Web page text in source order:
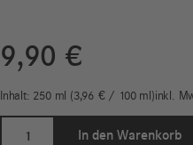
9,90 €
Inhalt: 250 ml 3,96 €/ 100 ml inkl.
In den Warenkorb